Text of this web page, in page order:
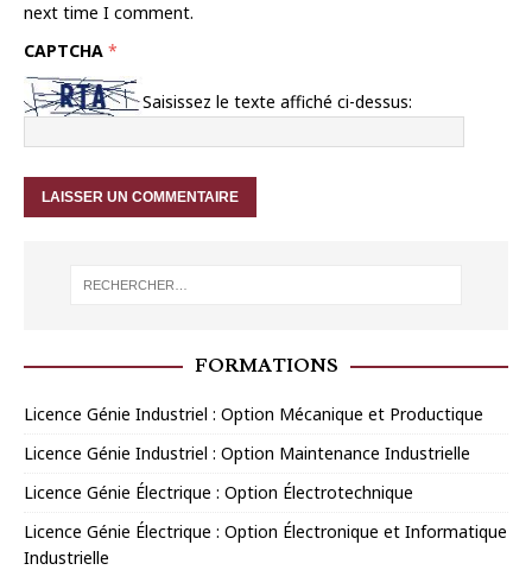
next time I comment.
CAPTCHA *
Saisissez le texte affiché ci-dessus:
FORMATIONS
Licence Génie Industriel : Option Mécanique et Productique
Licence Génie Industriel : Option Maintenance Industrielle
Licence Génie Électrique : Option Électrotechnique
Licence Génie Électrique : Option Électronique et Informatique
Industrielle